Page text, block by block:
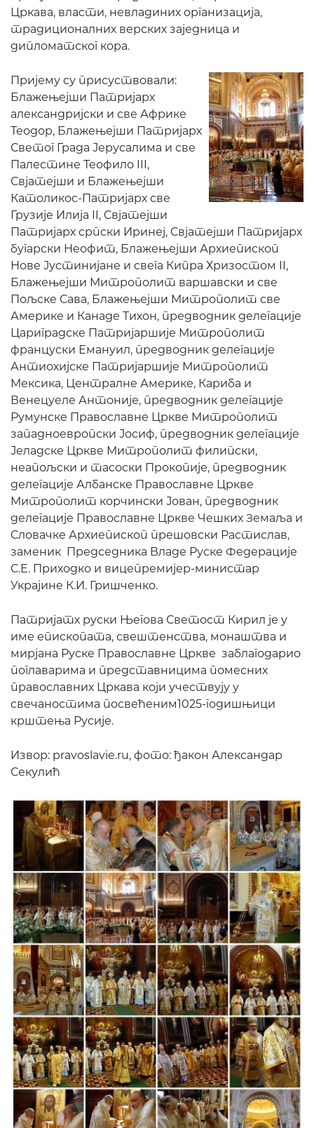
Цркава, власти, невладиних организација,
традиционалних верских заједница и
дипломатског кора.
Пријему су присуствовали:
Блажењејши Патријарх
александријски и све Африке
Теодор, Блажењејши Патријарх
Светог Града Јерусалима и све
Палестине Теофило III,
Свјатејши и Блажењејши
Католикос-Патријарх све
Грузије Илија II, Свјатејши
Патријарх српски Иринеј, Свјатејши Патријарх
бугарски Неофит, Блажењејши Архиепископ
Нове Јустинијане и свега Кипра Хризостом II,
Блажењејши Митрополит варшавски и све
Пољске Сава, Блажењејши Митрополит све
Америке и Канаде Тихон, предводник делегације
Цариградске Патријаршије Митрополит
француски Емануил, предводник делегације
Антиохијске Патријаршије Митрополит
Мексика, Централне Америке, Кариба и
Венецуеле Антоније, предводник делегације
Румунске Православне Цркве Митрополит
западноевропски Јосиф, предводник делегације
Јеладске Цркве Митрополит филипски,
неапољски и тасоски Прокопије, предводник
делегације Албанске Православне Цркве
Митрополит корчински Јован, предводник
делегације Православне Цркве Чешких Земаља и
Словачке Архиепископ прешовски Растислав,
заменик Председника Владе Руске Федерације
С.Е. Приходко и вицепремијер-министар
Украјине К.И. Гришченко.
Патријатх руски Његова Светост Кирил је у
име епископата, свештенства, монаштва и
мирјана Руске Православне Цркве заблагодарио
поглаварима и представницима помесних
православних Цркава који учествују у
свечаностима посвећеним1025-годишњици
крштења Русије.
Извор: pravoslavie.ru, фото: ђакон Александар
Секулић